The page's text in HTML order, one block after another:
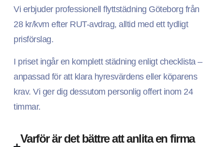
Vi erbjuder professionell flyttstädning Göteborg från
28 kr/kvm efter RUT-avdrag, alltid med ett tydligt
prisförslag.
I priset ingår en komplett städning enligt checklista –
anpassad för att klara hyresvärdens eller köparens
krav. Vi ger dig dessutom personlig offert inom 24
timmar.
Varför är det bättre att anlita en firma